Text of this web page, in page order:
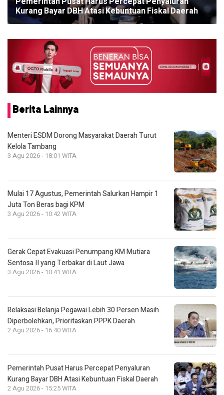
Kurang Bayar DBH Atasi Kebuntuan Fiskal Daerah
Berita Lainnya
Menteri ESDM Dorong Masyarakat Daerah Turut
Kelola Tambang
3 Agu 2026 - 18:01 WITA
Mulai 17 Agustus, Pemerintah Salurkan Hampir 1
Juta Ton Beras bagi KPM
3 Agu 2026 - 10:42 WITA
Gerak Cepat Evakuasi Penumpang KM Mutiara
Sentosa II yang Terbakar di Laut Jawa
3 Agu 2026 - 10:41 WITA
Relaksasi Belanja Pegawai Lebih 30 Persen Masih
Diperbolehkan, Prioritaskan PPPK Daerah
2 Agu 2026 - 16:40 WITA
Pemerintah Pusat Harus Percepat Penyaluran
Kurang Bayar DBH Atasi Kebuntuan Fiskal Daerah
2 Agu 2026 - 15:25 WITA